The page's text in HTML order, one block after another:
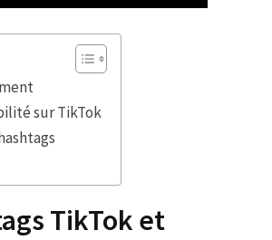
sur TikTok
TikTok et